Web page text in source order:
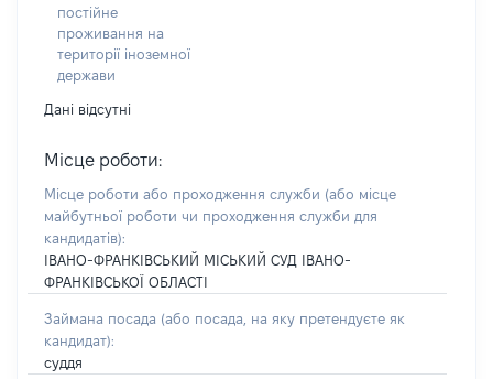
постійне
проживання на
території іноземної
держави
Дані відсутні
Місце роботи:
Місце роботи або проходження служби (або місце
майбутньої роботи чи проходження служби для
кандидатів):
ІВАНО-ФРАНКІВСЬКИЙ МІСЬКИЙ СУД ІВАНО-
ФРАНКІВСЬКОЇ ОБЛАСТІ
Займана посада (або посада, на яку претендуєте як
кандидат):
суддя